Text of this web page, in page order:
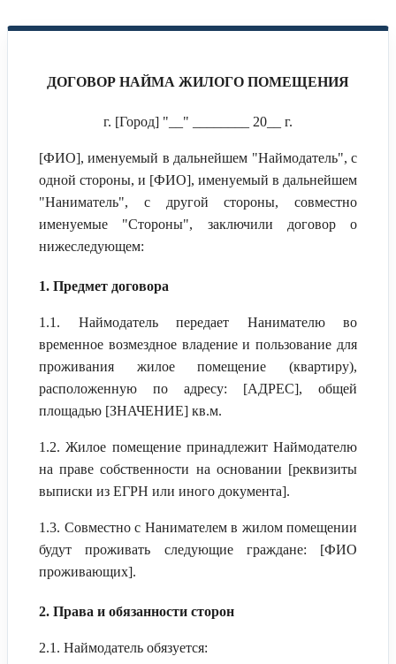
ДОГОВОР НАЙМА ЖИЛОГО ПОМЕЩЕНИЯ
г. [Город] "__" ________ 20__ г.
[ФИО], именуемый в дальнейшем "Наймодатель", с
одной стороны, и [ФИО], именуемый в дальнейшем
"Наниматель", с другой стороны, совместно
именуемые "Стороны", заключили договор о
нижеследующем:
1. Предмет договора
1.1. Наймодатель передает Нанимателю во
временное возмездное владение и пользование для
проживания жилое помещение (квартиру),
расположенную по адресу: [АДРЕС], общей
площадью [ЗНАЧЕНИЕ] кв.м.
1.2. Жилое помещение принадлежит Наймодателю
на праве собственности на основании [реквизиты
выписки из ЕГРН или иного документа].
1.3. Совместно с Нанимателем в жилом помещении
будут проживать следующие граждане: [ФИО
проживающих].
2. Права и обязанности сторон
2.1. Наймодатель обязуется: